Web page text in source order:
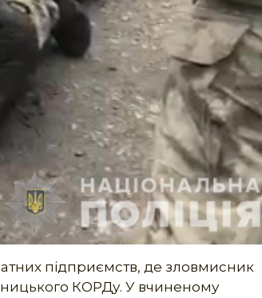
підприємств, де зловмисник
КОРДу. У вчиненому